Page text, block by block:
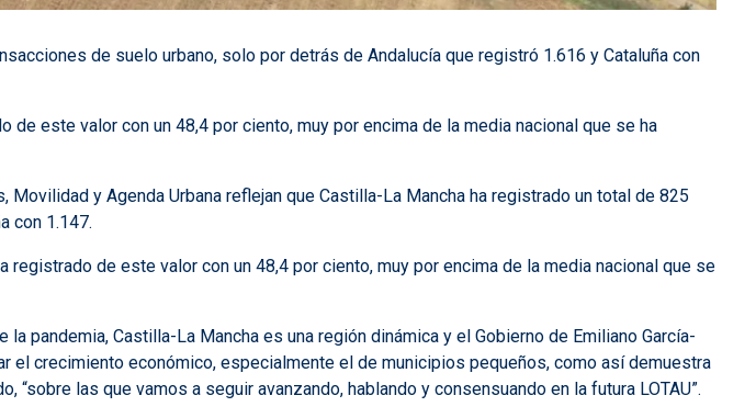
de suelo urbano, solo por detrás de Andalucía que registró 1.616 y Cataluña con
este valor con un 48,4 por ciento, muy por encima de la media nacional que se ha
y Agenda Urbana reflejan que Castilla-La Mancha ha registrado un total de 825
con 1.147.
de este valor con un 48,4 por ciento, muy por encima de la media nacional que se
pandemia, Castilla-La Mancha es una región dinámica y el Gobierno de Emiliano García-
crecimiento económico, especialmente el de municipios pequeños, como así demuestra
las que vamos a seguir avanzando, hablando y consensuando en la futura LOTAU”.